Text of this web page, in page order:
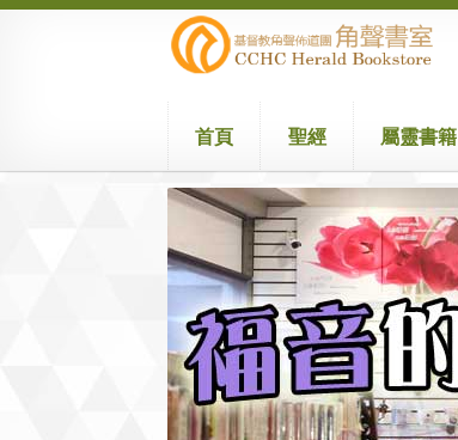
Skip
to
Skip
to
首頁 聖經 屬靈書籍
HomeAttributionCartCheckout